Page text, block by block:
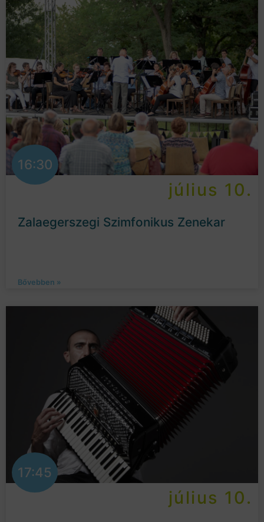
16:30
július 10.
Zalaegerszegi Szimfonikus Zenekar
Bővebben »
17:45
július 10.